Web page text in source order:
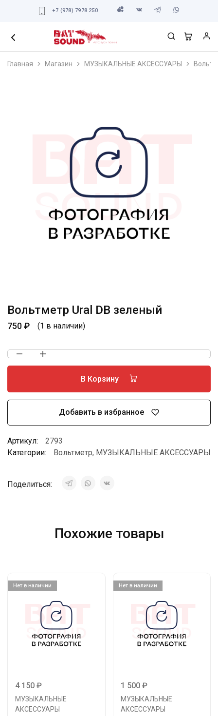
+7 (978) 7978 250
Главная Магазин МУЗЫКАЛЬНЫЕ АКСЕССУАРЫ
Вольтметр Ural DB зеленый
750₽ (1 в наличии)
В Корзину
Добавить в избранное
Артикул:
2793
Категории:
Вольтметр, МУЗЫКАЛЬНЫЕ АКСЕССУАРЫ
Поделиться:
Похожие товары
Нет в наличии
4 150 ₽
МУЗЫКАЛЬНЫЕ
АКСЕССУАРЫ
Нет в наличии
1 500 ₽
МУЗЫКАЛЬНЫЕ
АКСЕССУАРЫ